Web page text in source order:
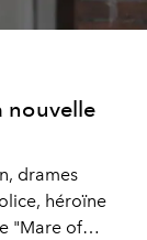
nouvelle
drames
héroïne
"Mare of